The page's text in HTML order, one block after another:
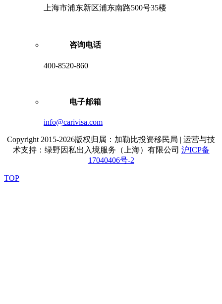
上海市浦东新区浦东南路500号35楼
咨询电话
400-8520-860
电子邮箱
info@carivisa.com
Copyright 2015-2026版权归属：加勒比投资移民局 | 运营与技
术支持：绿野因私出入境服务（上海）有限公司 沪ICP备
17040406号-2
TOP